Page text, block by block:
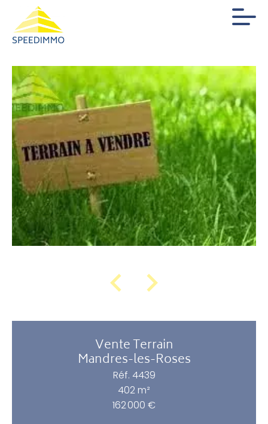
Vente Terrain
Mandres-les-Roses
Réf. 4439
402 m²
162 000 €